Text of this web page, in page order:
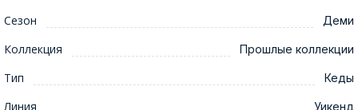
Сезон Деми
Коллекция Прошлые коллекции
Тип Кеды
Линия Уикенд